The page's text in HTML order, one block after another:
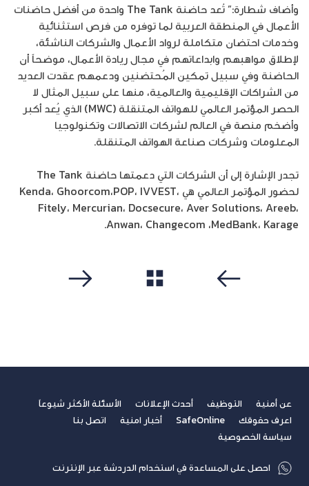
وأضاف شطارة:” تُعد حاضنة The Tank واحدة من أفضل حاضنات
الأعمال في المنطقة العربية لما توفره من فرص استثنائية
وخدمات احتضان متكاملة لرواد الأعمال والشركات الناشئة،
لإطلاق مواهبهم وابداعاتهم في مجال ريادة الأعمال، موضحاً أن
الحاضنة وفي سبيل تمكين المُحتضنين ودعمهم عقدت العديد
من الشراكات الإقليمية والعالمية، منها على سبيل المثال لا
الحصر المؤتمر العالمي للهواتف المتنقلة (MWC) الذي يُعد أكبر
وأضخم منصة في العالم لشركات الاتصالات وتكنولوجيا
المعلومات وشركات صناعة الهواتف المتنقلة.
تجدر الإشارة إلى أن الشركات التي دعمتها حاضنة The Tank
لحضور المؤتمر العالمي هي Kenda، Ghoorcom،POP، IVVEST،
Fitely، Mercurian، Docsecure، Aver Solutions، Areeb،
Anwan، Changecom ،MedBank، Karage.
عن أمنية التوظيف أحدث الإعلانات
الأسئلة الأكثر شيوعاً
اعرف حقوقك
SafeOnline أخبار امنية
اتصل بنا
سياسة الخصوصية
احصل على المساعدة في استخدام الدردشة عبر الإنترنت